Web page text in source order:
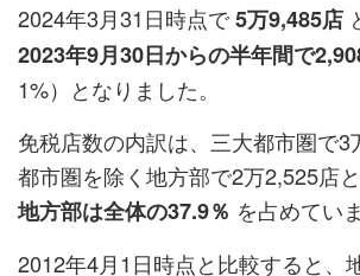
2024年3月31日時点で5万9,485店
2023年9月30日からの半年間で
1%）となりました。
免税店数の内訳は、三大都市圏で3
都市圏を除く地方部で2万2,525店と
地方部は全体の37.9％ を占めてい
2012年4月1日時点と比較すると、